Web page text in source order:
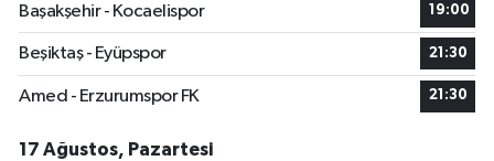
Başakşehir - Kocaelispor
19:00
Beşiktaş - Eyüpspor 21:30
Amed - Erzurumspor FK 21:30
17 Ağustos, Pazartesi